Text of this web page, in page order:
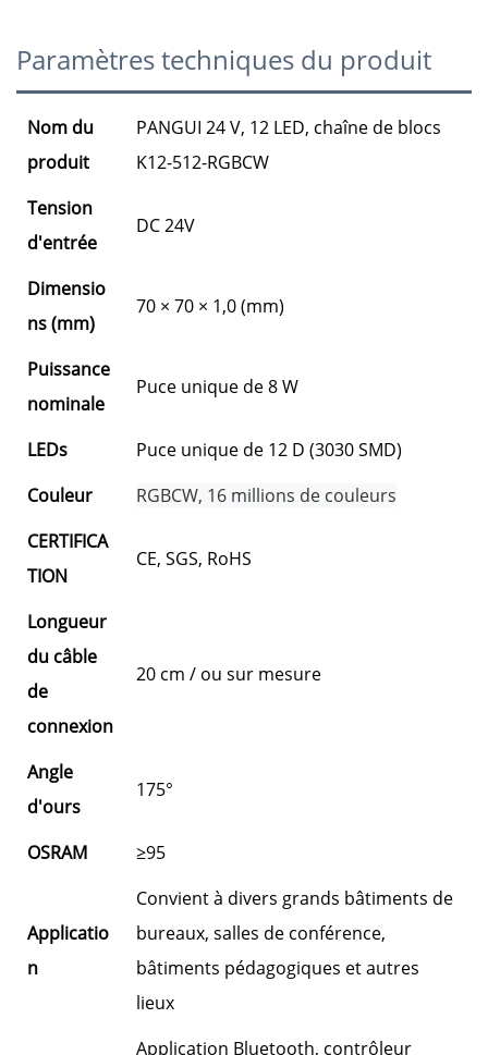
Paramètres techniques du produit
Nom du
produit
PANGUI 24 V, 12 LED, chaîne de blocs
K12-512-RGBCW
Tension
d'entrée
DC 24V
Dimensio
ns (mm)
70 × 70 × 1,0 (mm)
Puissance
nominale
Puce unique de 8 W
LEDs
Puce unique de 12 D (3030 SMD)
Couleur
RGBCW, 16 millions de couleurs
CERTIFICA
TION
CE, SGS, RoHS
Longueur
du câble
de
connexion
20 cm / ou sur mesure
Angle
d'ours
175°
OSRAM ≥95
Applicatio
n
Convient à divers grands bâtiments de
bureaux, salles de conférence,
bâtiments pédagogiques et autres
lieux
Application Bluetooth, contrôleur